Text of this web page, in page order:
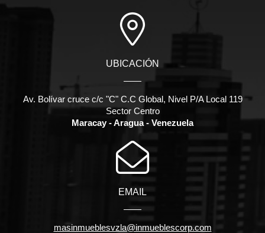
UBICACIÓN
Av. Bolívar cruce c/c "C" C.C Global, Nivel P/A Local 119
Sector Centro
Maracay - Aragua - Venezuela
EMAIL
masinmueblesvzla@inmueblescorp.com